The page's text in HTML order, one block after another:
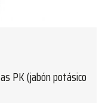
PK (jabón potásico